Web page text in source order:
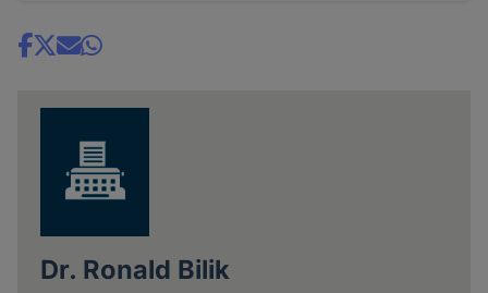
Share
Dr. Ronald Bilik